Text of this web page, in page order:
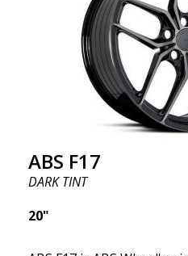
gemaakt in de
verbazingwekkende en
ABS355 laat je een
ABS355 velgen worden
door ABS Wheels.
ABS F17
DARK TINT
20"